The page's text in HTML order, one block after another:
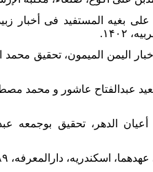
علی بغیه المستفید فی أخبار
الیمن المیمون، تحقیق محمد
عبدالفتاح عاشور و محمد
الدهر، تحقیق بوجمعه